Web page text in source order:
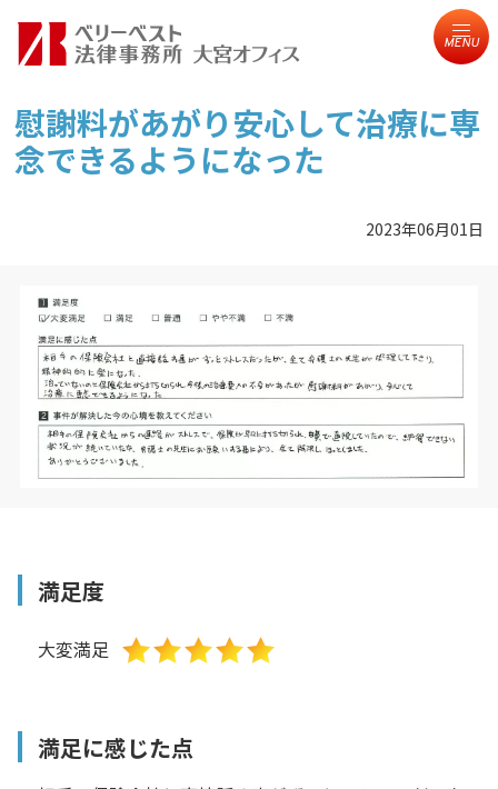
MENU
慰謝料があがり安心して治療に専
念できるようになった
2023年06月01日
満足度
大変満足
満足に感じた点